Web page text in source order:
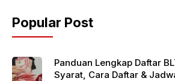
o
o
k
p
p
Popular Post
Panduan Lengkap Daftar
Syarat, Cara Daftar &